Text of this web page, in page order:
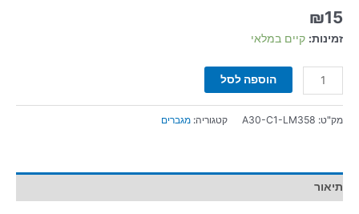
₪15
זמינות: קיים במלאי
הוספה לסל
מק"ט: A30-C1-LM358 קטגוריה: מגברים
תיאור